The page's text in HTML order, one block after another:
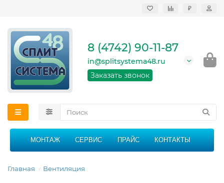
₽
кондиционеров в
области
График работы: 9:00 -
21:00 без перерыва и
8 (4742) 90-11-87
in@splitsystema48.ru
Заказать звонок
МОНТАЖ СЕРВИС ПРАЙС КОНТАКТЫ
Главная Вентиляция